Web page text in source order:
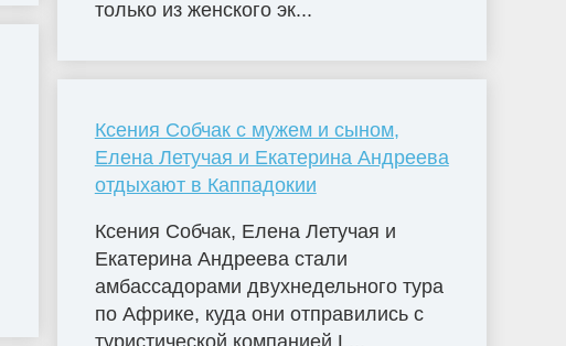
только из женского эк...
Ксения Собчак с мужем и сыном,
Елена Летучая и Екатерина Андреева
отдыхают в Каппадокии
Ксения Собчак, Елена Летучая и
Екатерина Андреева стали
амбассадорами двухнедельного тура
по Африке, куда они отправились с
туристической компанией L...